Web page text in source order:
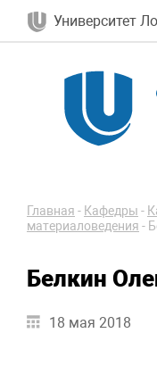
Университет
Главная - Кафедры -
материаловедения -
Белкин
18 мая 2018